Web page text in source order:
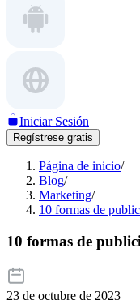
Iniciar Sesión
Regístrese gratis
Página de inicio/
Blog/
Marketing/
10 formas de
10 formas de
23 de octubre de 2023